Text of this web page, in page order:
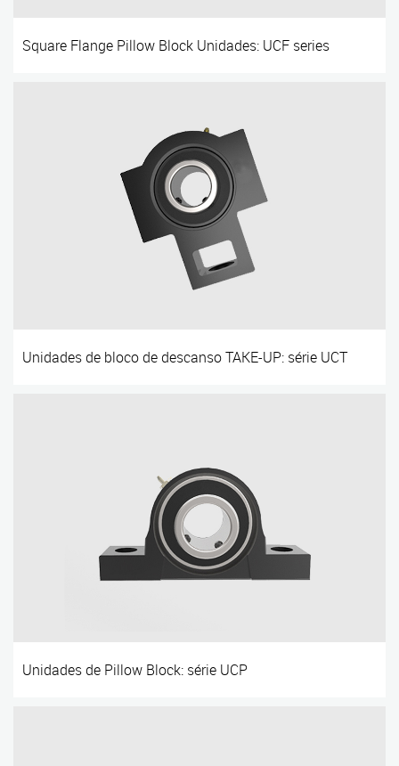
Square Flange Pillow Block Unidades: UCF series
Unidades de bloco de descanso TAKE-UP: série UCT
Unidades de Pillow Block: série UCP